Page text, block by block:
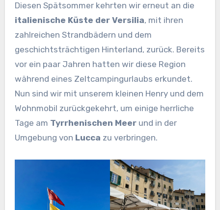
Diesen Spätsommer kehrten wir erneut an die
italienische Küste der Versilia, mit ihren
zahlreichen Strandbädern und dem
geschichtsträchtigen Hinterland, zurück. Bereits
vor ein paar Jahren hatten wir diese Region
während eines Zeltcampingurlaubs erkundet.
Nun sind wir mit unserem kleinen Henry und dem
Wohnmobil zurückgekehrt, um einige herrliche
Tage am Tyrrhenischen Meerund in der
Umgebung von Lucca zu verbringen.